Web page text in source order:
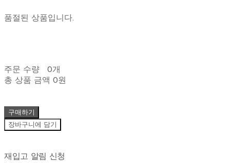
품절된 상품입니다.
주문 수량
0개
총 상품 금액 0원
구매하기
장바구니에 담기
재입고 알림 신청